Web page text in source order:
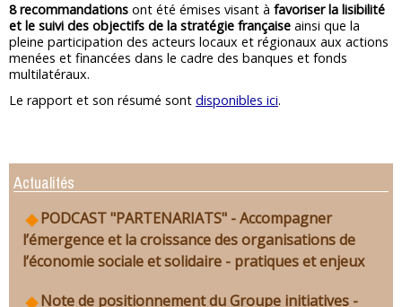
8 recommandations ont été émises visant à favoriser la lisibilité
et le suivi des objectifs de la stratégie française ainsi que la
pleine participation des acteurs locaux et régionaux aux actions
menées et financées dans le cadre des banques et fonds
multilatéraux.
Le rapport et son résumé sont disponibles ici.
Actualités
PODCAST "PARTENARIATS" - Accompagner
l’émergence et la croissance des organisations de
l’économie sociale et solidaire - pratiques et enjeux
Note de positionnement du Groupe initiatives -